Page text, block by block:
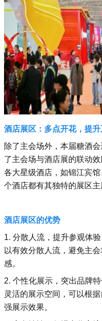
酒店展区：多点开花，提
除了主会场外，本届糖酒
了主会场与酒店展的联动
各大星级酒店，如锦江宾
个酒店都有其独特的展区主
酒店展区的优势
1. 分散人流，提升参观体
以有效分散人流，避免主
感。
2. 个性化展示，突出品牌
灵活的展示空间，可以根
强展示效果。